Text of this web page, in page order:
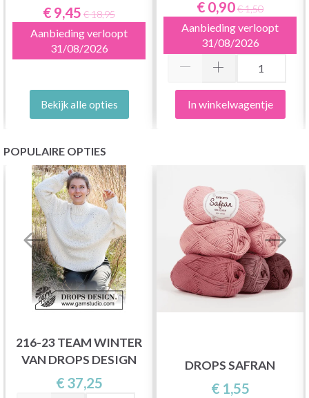
€ 9,45 € 18,95
Aanbieding verloopt
31/08/2026
Bekijk alle opties
€ 0,90€ 1,50
Aanbieding verloopt
31/08/2026
In winkelwagentje
POPULAIRE OPTIES
216-23 TEAM WINTER
VAN DROPS DESIGN
€ 37,25
DROPS SAFRAN
€ 1,55